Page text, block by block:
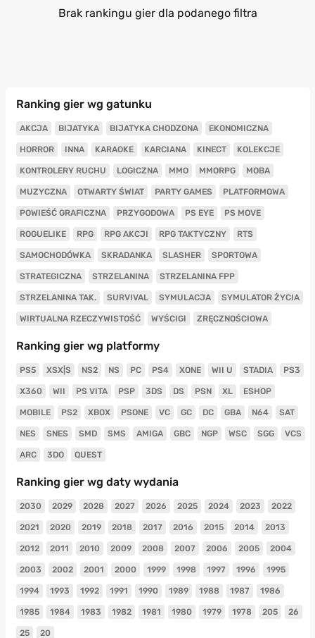
Brak rankingu gier dla podanego filtra
Ranking gier wg gatunku
AKCJA BIJATYKA BIJATYKA CHODZONA EKONOMICZNA
HORROR INNA KARAOKE KARCIANA KINECT KOLEKCJE
KONTROLERY RUCHU LOGICZNA MMO MMORPG MOBA
MUZYCZNA OTWARTY ŚWIAT PARTY GAMES PLATFORMOWA
POWIEŚĆ GRAFICZNA PRZYGODOWA PS EYE PS MOVE
ROGUELIKE RPG RPG AKCJI RPG TAKTYCZNY RTS
SAMOCHODÓWKA SKRADANKA SLASHER SPORTOWA
STRATEGICZNA STRZELANINA STRZELANINA FPP
STRZELANINA TAK. SURVIVAL SYMULACJA SYMULATOR ŻYCIA
WIRTUALNA RZECZYWISTOŚĆ WYŚCIGI ZRĘCZNOŚCIOWA
Ranking gier wg platformy
PS5 XSX|S NS2 NS PC PS4 XONE WII U STADIA PS3
X360 WII PS VITA PSP 3DS DS PSN XL ESHOP
MOBILE PS2 XBOX PSONE VC GC DC GBA N64 SAT
NES SNES SMD SMS AMIGA GBC NGP WSC SGG VCS
ARC 3DO QUEST
Ranking gier wg daty wydania
2030 2029 2028 2027 2026 2025 2024 2023 2022
2021 2020 2019 2018 2017 2016 2015 2014 2013
2012 2011 2010 2009 2008 2007 2006 2005 2004
2003 2002 2001 2000 1999 1998 1997 1996 1995
1994 1993 1992 1991 1990 1989 1988 1987 1986
1985 1984 1983 1982 1981 1980 1979 1978 205 26
25 20